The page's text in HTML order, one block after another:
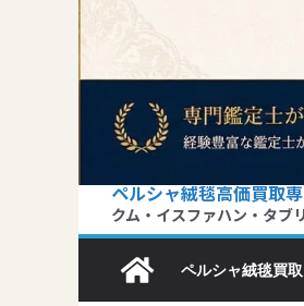
ペルシャ絨毯高価買取
クム・イスファハン・タブ
ペルシャ絨毯買取